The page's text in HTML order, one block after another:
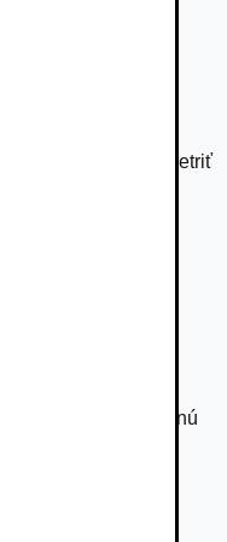
Autobazar.EU
vám môže ušetriť
kilometre, servisnú